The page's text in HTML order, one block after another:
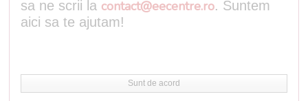
sa ne scrii la contact@eecentre.ro. Suntem
aici sa te ajutam!
Sunt de acord